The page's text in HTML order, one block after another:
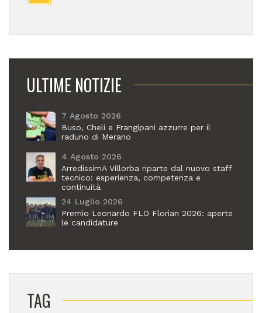
ULTIME NOTIZIE
7 Agosto 2026
Buso, Cheli e Frangipani azzurre per il
raduno di Merano
4 Agosto 2026
ArredissimA Villorba riparte dal nuovo staff
tecnico: esperienza, competenza e
continuità
24 Luglio 2026
Premio Leonardo FLO Florian 2026: aperte
le candidature
TAG